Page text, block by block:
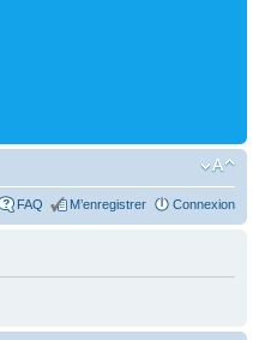
FAQ M’enregistrer Connexion